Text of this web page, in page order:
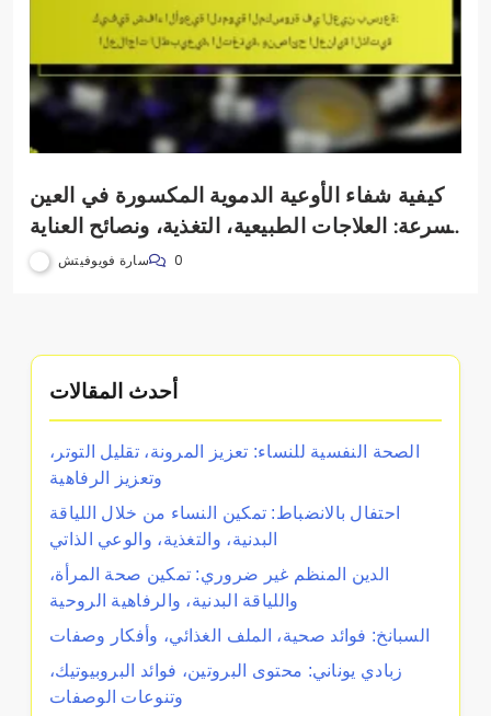
كيفية شفاء الأوعية الدموية المكسورة في العين
بسرعة: العلاجات الطبيعية، التغذية، ونصائح العناية
الذاتية
سارة فويوفيتش 0
أحدث المقالات
الصحة النفسية للنساء: تعزيز المرونة، تقليل التوتر،
وتعزيز الرفاهية
احتفال بالانضباط: تمكين النساء من خلال اللياقة
البدنية، والتغذية، والوعي الذاتي
الدين المنظم غير ضروري: تمكين صحة المرأة،
واللياقة البدنية، والرفاهية الروحية
السبانخ: فوائد صحية، الملف الغذائي، وأفكار وصفات
زبادي يوناني: محتوى البروتين، فوائد البروبيوتيك،
وتنوعات الوصفات